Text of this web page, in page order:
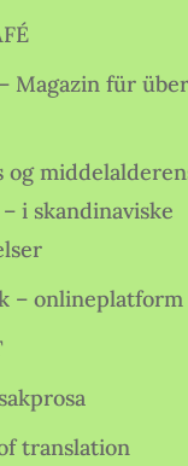
Magazin für
og
i skandinaviske
– onlineplatform
translation